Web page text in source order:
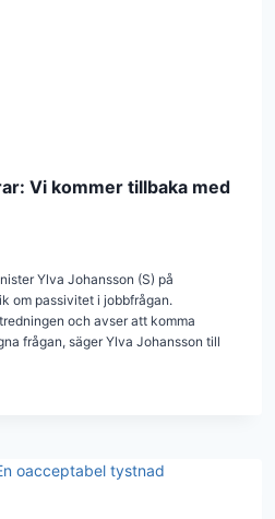
Vi kommer tillbaka med
Ylva Johansson (S) på
om passivitet i jobbfrågan.
och avser att komma
frågan, säger Ylva Johansson till